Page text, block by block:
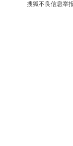
搜狐不良信息举